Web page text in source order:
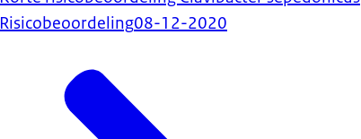
Risicobeoordeling08-12-2020